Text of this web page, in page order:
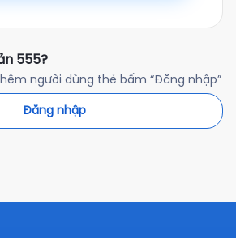
555?
người dùng thẻ bấm “Đăng nhập”
Đăng nhập